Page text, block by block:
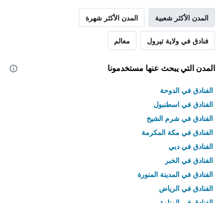
المدن الأكثر شعبية المدن الأكثر شهرة
فنادق في ولاية تيرول معالم
المدن التي يبحث عنها مستخدمونا
الفنادق في الدوحة
الفنادق في اسطنبول
الفنادق في شرم الشيخ
الفنادق في مكة المكرمة
الفنادق في دبي
الفنادق في الخبر
الفنادق في المدينة المنورة
الفنادق في الرياض